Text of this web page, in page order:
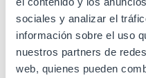
sociales y analizar el
información sobre el uso
nuestros partners de
web, quienes pueden